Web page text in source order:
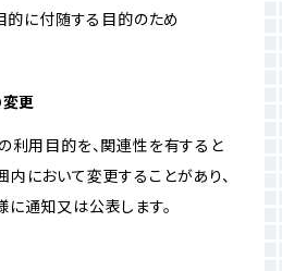
的に付随する目的のため
更
利用目的を、関連性を有すると
において変更することがあり、
通知又は公表します。